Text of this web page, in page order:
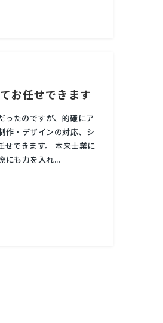
お任せできます
ったのですが、的確にア
作・デザインの対応、シ
せできます。 本来士業に
にも力を入れ...